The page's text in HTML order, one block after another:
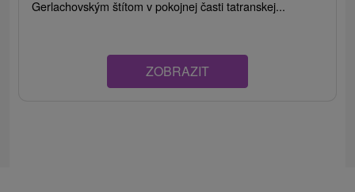
Gerlachovským štítom v pokojnej časti tatranskej...
ZOBRAZIT